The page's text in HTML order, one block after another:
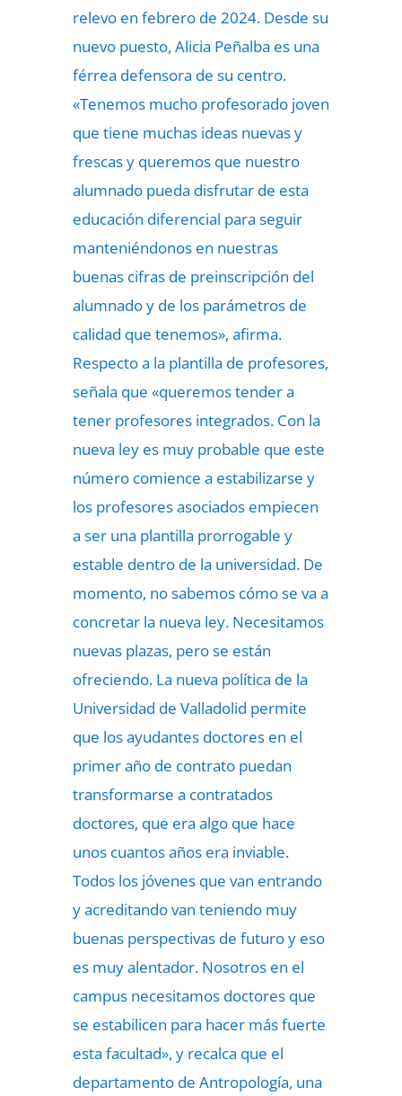
relevo en febrero de 2024. Desde su
nuevo puesto, Alicia Peñalba es una
férrea defensora de su centro.
«Tenemos mucho profesorado joven
que tiene muchas ideas nuevas y
frescas y queremos que nuestro
alumnado pueda disfrutar de esta
educación diferencial para seguir
manteniéndonos en nuestras
buenas cifras de preinscripción del
alumnado y de los parámetros de
calidad que tenemos», afirma.
Respecto a la plantilla de profesores,
señala que «queremos tender a
tener profesores integrados. Con la
nueva ley es muy probable que este
número comience a estabilizarse y
los profesores asociados empiecen
a ser una plantilla prorrogable y
estable dentro de la universidad. De
momento, no sabemos cómo se va a
concretar la nueva ley. Necesitamos
nuevas plazas, pero se están
ofreciendo. La nueva política de la
Universidad de Valladolid permite
que los ayudantes doctores en el
primer año de contrato puedan
transformarse a contratados
doctores, que era algo que hace
unos cuantos años era inviable.
Todos los jóvenes que van entrando
y acreditando van teniendo muy
buenas perspectivas de futuro y eso
es muy alentador. Nosotros en el
campus necesitamos doctores que
se estabilicen para hacer más fuerte
esta facultad», y recalca que el
departamento de Antropología, una